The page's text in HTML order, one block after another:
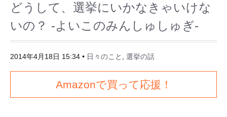
どうして、選挙にいかなきゃいけな
いの？ -よいこのみんしゅしゅぎ-
2014年4月18日 15:34 • 日々のこと , 選挙の話
Amazonで買って応援！